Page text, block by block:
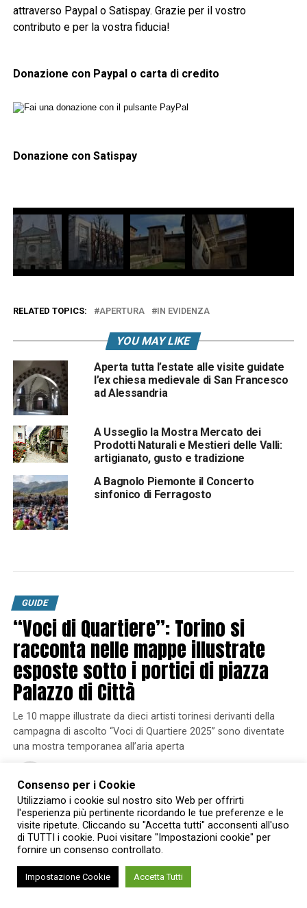
attraverso Paypal o Satispay. Grazie per il vostro
contributo e per la vostra fiducia!
Donazione con Paypal o carta di credito
Donazione con Satispay
RELATED TOPICS: APERTURA IN EVIDENZA
YOU MAY LIKE
Aperta tutta l’estate alle visite guidate
l’ex chiesa medievale di San Francesco
ad Alessandria
A Usseglio la Mostra Mercato dei
Prodotti Naturali e Mestieri delle Valli:
artigianato, gusto e tradizione
A Bagnolo Piemonte il Concerto
sinfonico di Ferragosto
GUIDE
“Voci di Quartiere”: Torino si
racconta nelle mappe illustrate
esposte sotto i portici di piazza
Palazzo di Città
Le 10 mappe illustrate da dieci artisti torinesi derivanti della
campagna di ascolto “Voci di Quartiere 2025” sono diventate
una mostra temporanea all’aria aperta
By Chiara Scerba
Consenso per i Cookie
Utilizziamo i cookie sul nostro sito Web per offrirti
l'esperienza più pertinente ricordando le tue preferenze e le
visite ripetute. Cliccando su "Accetta tutti" acconsenti all'uso
di TUTTI i cookie. Puoi visitare "Impostazioni cookie" per
fornire un consenso controllato.
Impostazione Cookie Accetta Tutti